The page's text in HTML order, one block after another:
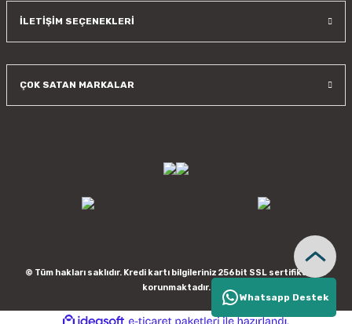
İLETİŞİM SEÇENEKLERİ
ÇOK SATAN MARKALAR
© Tüm hakları saklıdır. Kredi kartı bilgileriniz 256bit SSL sertifikası ile
korunmaktadır.
Whatsapp Destek
ideasoft e-